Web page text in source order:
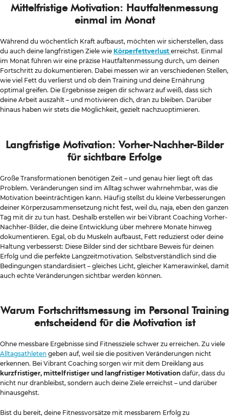
Mittelfristige Motivation: Hautfaltenmessung
einmal im Monat
Während du wöchentlich Kraft aufbaust, möchten wir sicherstellen, dass
du auch deine langfristigen Ziele wie Körperfettverlust erreichst. Einmal
im Monat führen wir eine präzise Hautfaltenmessung durch, um deinen
Fortschritt zu dokumentieren. Dabei messen wir an verschiedenen Stellen,
wie viel Fett du verlierst und ob dein Training und deine Ernährung
optimal greifen. Die Ergebnisse zeigen dir schwarz auf weiß, dass sich
deine Arbeit auszahlt – und motivieren dich, dran zu bleiben. Darüber
hinaus haben wir stets die Möglichkeit, gezielt nachzuoptimieren.
Langfristige Motivation: Vorher-Nachher-Bilder
für sichtbare Erfolge
Große Transformationen benötigen Zeit – und genau hier liegt oft das
Problem. Veränderungen sind im Alltag schwer wahrnehmbar, was die
Motivation beeinträchtigen kann. Häufig stellst du kleine Verbesserungen
deiner Körperzusammensetzung nicht fest, weil du, naja, eben den ganzen
Tag mit dir zu tun hast. Deshalb erstellen wir bei Vibrant Coaching Vorher-
Nachher-Bilder, die deine Entwicklung über mehrere Monate hinweg
dokumentieren. Egal, ob du Muskeln aufbaust, Fett reduzierst oder deine
Haltung verbesserst: Diese Bilder sind der sichtbare Beweis für deinen
Erfolg und die perfekte Langzeitmotivation. Selbstverständlich sind die
Bedingungen standardisiert – gleiches Licht, gleicher Kamerawinkel, damit
auch echte Veränderungen sichtbar werden können.
Warum Fortschrittsmessung im Personal Training
entscheidend für die Motivation ist
Ohne messbare Ergebnisse sind Fitnessziele schwer zu erreichen. Zu viele
Alltagsathleten geben auf, weil sie die positiven Veränderungen nicht
erkennen. Bei Vibrant Coaching sorgen wir mit dem Dreiklang aus
kurzfristiger, mittelfristiger und langfristiger Motivation dafür, dass du
nicht nur dranbleibst, sondern auch deine Ziele erreichst – und darüber
hinausgehst.
Bist du bereit, deine Fitnessvorsätze mit messbarem Erfolg zu